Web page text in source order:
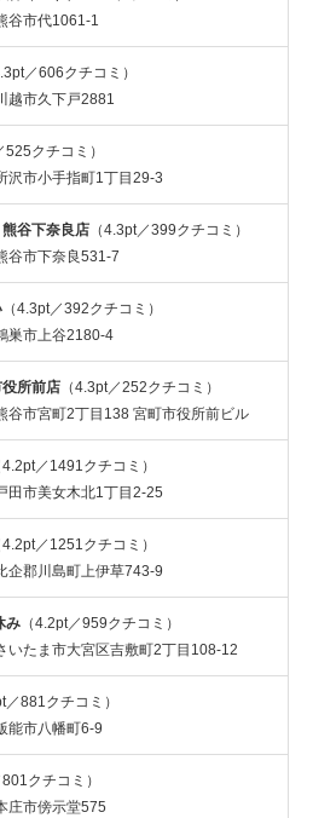
谷市代1061-1
／606クチコミ）
越市久下戸2881
525クチコミ）
沢市小手指町1丁目29-3
谷下奈良店 （4.3pt／399クチコミ）
谷市下奈良531-7
（4.3pt／392クチコミ）
巣市上谷2180-4
所前店 （4.3pt／252クチコミ）
谷市宮町2丁目138 宮町市役所前ビル
／1491クチコミ）
田市美女木北1丁目2-25
4.2pt／1251クチコミ）
企郡川島町上伊草743-9
み （4.2pt／959クチコミ）
いたま市大宮区吉敷町2丁目108-12
／881クチコミ）
能市八幡町6-9
801クチコミ）
庄市傍示堂575